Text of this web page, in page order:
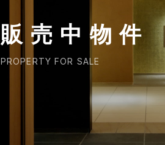
販売中物件
PROPERTY FOR SALE